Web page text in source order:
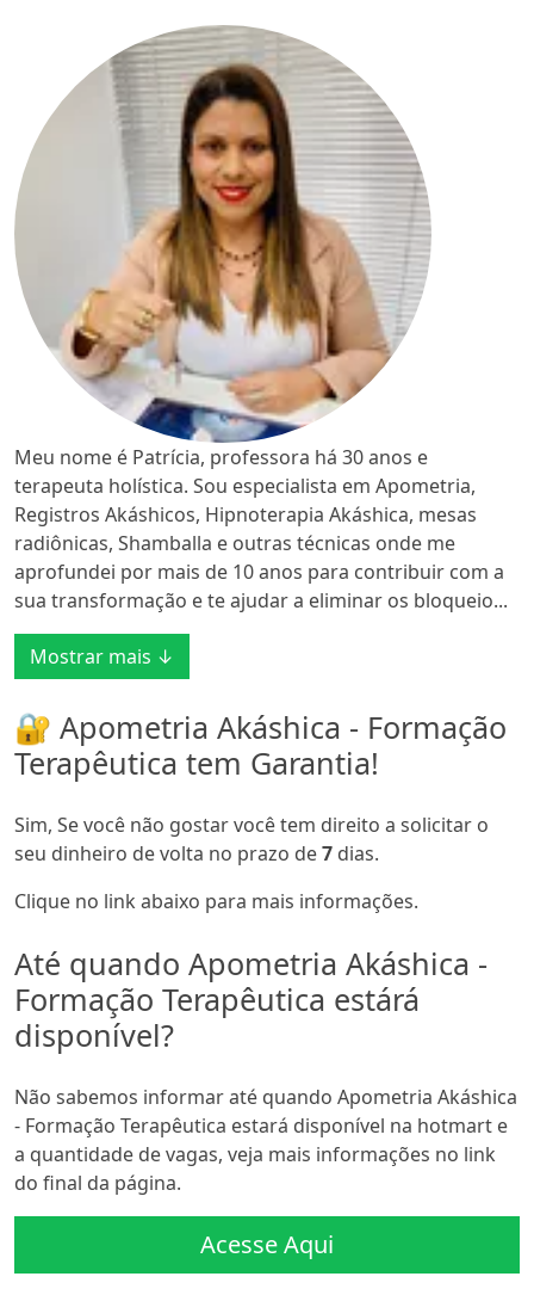
Meu nome é Patrícia, professora há 30 anos e
terapeuta holística. Sou especialista em Apometria,
Registros Akáshicos, Hipnoterapia Akáshica, mesas
radiônicas, Shamballa e outras técnicas onde me
aprofundei por mais de 10 anos para contribuir com a
sua transformação e te ajudar a eliminar os bloqueio...
Mostrar mais ↓
🔐 Apometria Akáshica - Formação
Terapêutica tem Garantia!
Sim, Se você não gostar você tem direito a solicitar o
seu dinheiro de volta no prazo de7 dias.
Clique no link abaixo para mais informações.
Até quando Apometria Akáshica -
Formação Terapêutica estárá
disponível?
Não sabemos informar até quando Apometria Akáshica
- Formação Terapêutica estará disponível na hotmart e
a quantidade de vagas, veja mais informações no link
do final da página.
Acesse Aqui